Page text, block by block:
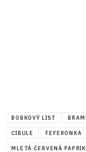
BOBKOVÝ LIST
CIBULE FEFERONKA
MLETÁ ČERVENÁ